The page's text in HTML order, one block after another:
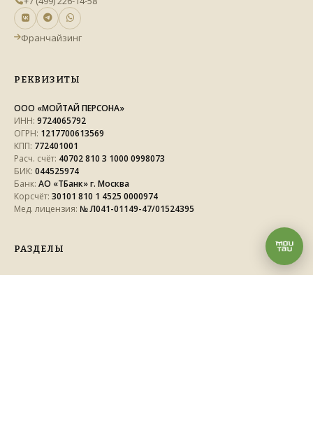
Франчайзинг
РЕКВИЗИТЫ
ООО «МОЙТАЙ ПЕРСОНА»
ИНН: 9724065792
ОГРН: 1217700613569
КПП: 772401001
Расч. счёт: 40702 810 3 1000 0998073
БИК: 044525974
Банк: АО «ТБанк» г. Москва
Корсчёт: 30101 810 1 4525 0000974
Мед. лицензия: № Л041-01149-47/01524395
РАЗДЕЛЫ